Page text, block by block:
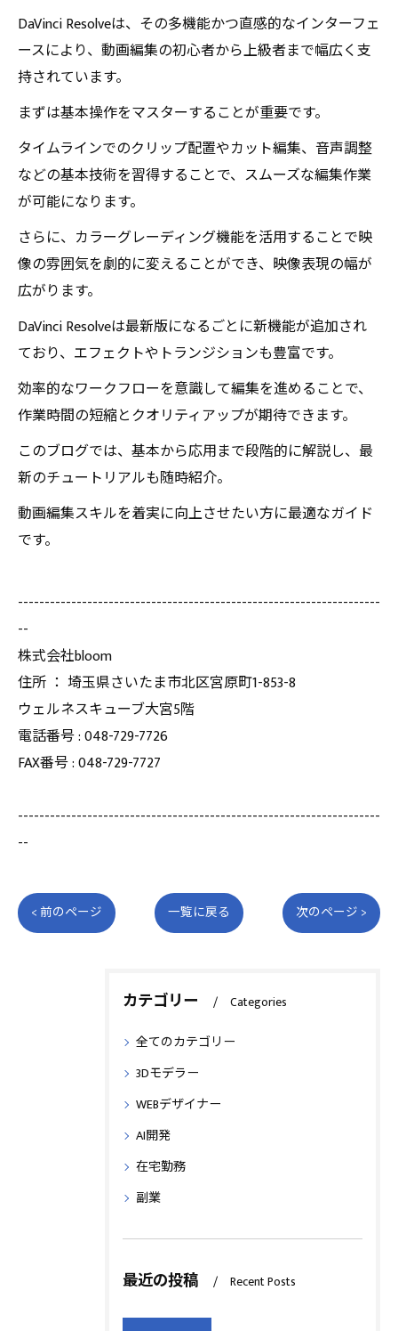
DaVinci Resolveは、その多機能かつ直感的なインターフェ
ースにより、動画編集の初心者から上級者まで幅広く支
持されています。
まずは基本操作をマスターすることが重要です。
タイムラインでのクリップ配置やカット編集、音声調整
などの基本技術を習得することで、スムーズな編集作業
が可能になります。
さらに、カラーグレーディング機能を活用することで映
像の雰囲気を劇的に変えることができ、映像表現の幅が
広がります。
DaVinci Resolveは最新版になるごとに新機能が追加され
ており、エフェクトやトランジションも豊富です。
効率的なワークフローを意識して編集を進めることで、
作業時間の短縮とクオリティアップが期待できます。
このブログでは、基本から応用まで段階的に解説し、最
新のチュートリアルも随時紹介。
動画編集スキルを着実に向上させたい方に最適なガイド
です。
--------------------------------------------------------------------
--
株式会社bloom
住所 ： 埼玉県さいたま市北区宮原町1-853-8
ウェルネスキューブ大宮5階
電話番号 : 048-729-7726
FAX番号 : 048-729-7727
--------------------------------------------------------------------
--
< 前のページ 一覧に戻る 次のページ >
カテゴリー Categories
全てのカテゴリー
3Dモデラー
WEBデザイナー
AI開発
在宅勤務
副業
最近の投稿 Recent Posts